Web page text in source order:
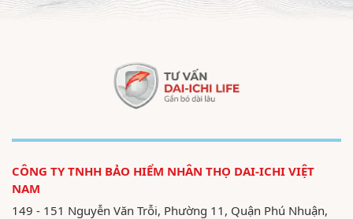
CÔNG TY TNHH BẢO HIỂM NHÂN THỌ DAI-ICHI VIỆT
NAM
149 - 151 Nguyễn Văn Trỗi, Phường 11, Quận Phú Nhuận,